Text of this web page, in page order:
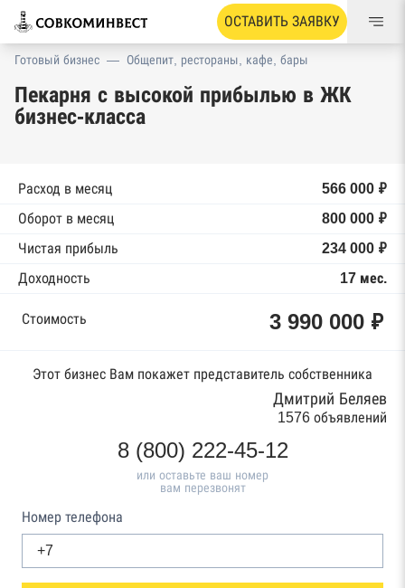
ОСТАВИТЬ ЗАЯВКУ
Готовый бизнес — Общепит, рестораны, кафе, бары
Пекарня с высокой прибылью в ЖК
бизнес-класса
Расход в месяц
566 000 ₽
Оборот в месяц
800 000 ₽
Чистая прибыль
234 000 ₽
Доходность
17 мес.
Стоимость 3 990 000 ₽
Этот бизнес Вам покажет представитель собственника
Дмитрий Беляев
1576 объявлений
8 (800) 222-45-12
или оставьте ваш номер
вам перезвонят
Номер телефона